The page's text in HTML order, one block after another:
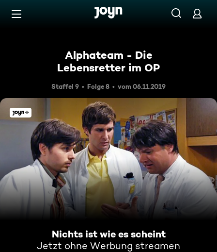
Zum Inhalt springen
Alphateam - Die
Lebensretter im OP
Staffel 9 Folge 8 vom 06.11.2019
Nichts ist wie es scheint
Jetzt ohne Werbung streamen